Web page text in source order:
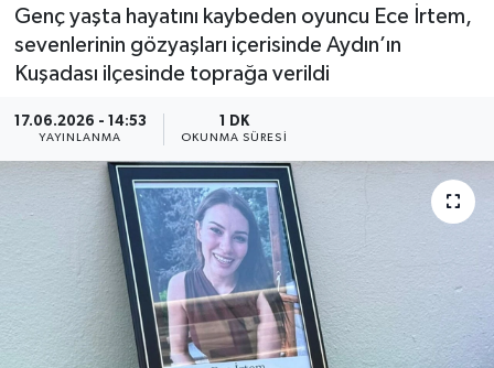
Genç yaşta hayatını kaybeden oyuncu Ece İrtem,
sevenlerinin gözyaşları içerisinde Aydın’ın
Kuşadası ilçesinde toprağa verildi
17.06.2026 - 14:53
YAYINLANMA
1 DK
OKUNMA SÜRESI
KÜLTÜR - SANAT
SİYASET
SAĞLIK
DÜNYA
EĞİTİM
Tüm Manşetler
Haber Arşivi